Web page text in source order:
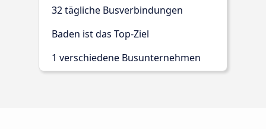
32 tägliche Busverbindungen
Baden ist das Top-Ziel
1 verschiedene Busunternehmen